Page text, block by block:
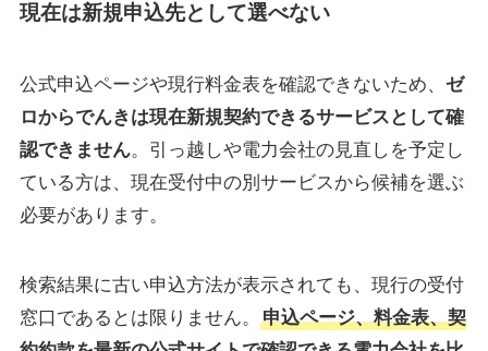
現在は新規申込先として選べない
公式申込ページや現行料金表を確認できないため、 ゼ
ロからでんきは現在新規契約できるサービスとして確
認できません。引っ越しや電力会社の見直しを予定し
ている方は、現在受付中の別サービスから候補を選ぶ
必要があります。
検索結果に古い申込方法が表示されても、現行の受付
窓口であるとは限りません。
申込ページ、料金表、契